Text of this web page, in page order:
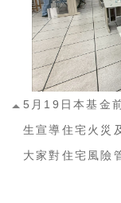
5月19日本基金
生宣導住宅火災
大家對住宅風險